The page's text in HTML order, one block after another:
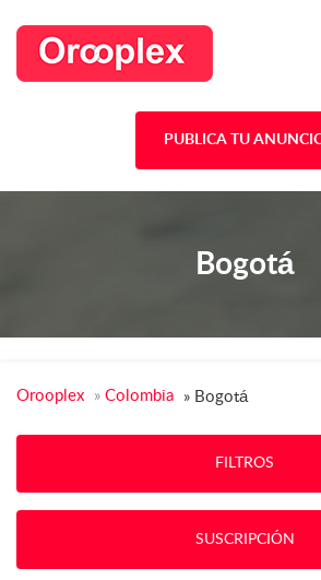
PUBLICA TU
Bogotá
Orooplex » Colombia » Bogotá
FILTROS
SUSCRIPCIÓN